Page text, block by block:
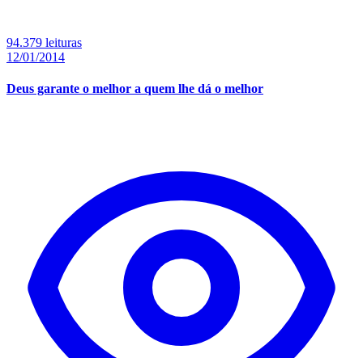
94.379 leituras
12/01/2014
Deus garante o melhor a quem lhe dá o melhor